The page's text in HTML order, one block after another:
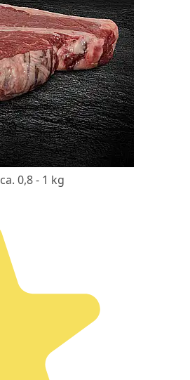
ca. 0,8 - 1 kg